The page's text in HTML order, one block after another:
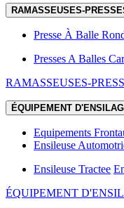
RAMASSEUSES-
Presse À Balle
Presses A Balles
RAMASSEUSES-
ÉQUIPEMENT
Equipements
Ensileuse
Ensileuse Tractee
ÉQUIPEMENT